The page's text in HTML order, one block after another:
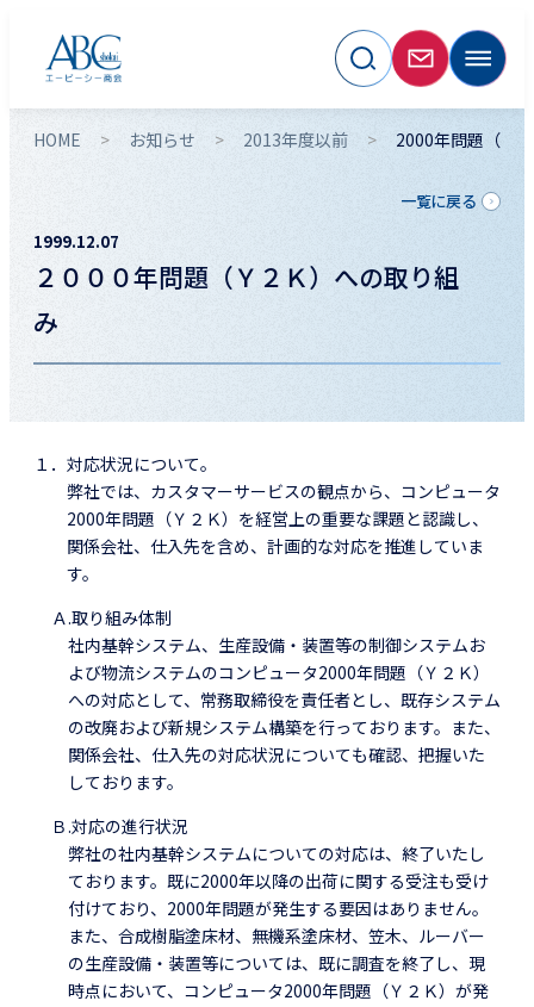
HOME お知らせ 2013年度以前 2000年問題（
1999.12.07
２０００年問題（Ｙ２Ｋ）への取り組
み
一覧に戻る
１．対応状況について。
弊社では、カスタマーサービスの観点から、コンピュータ
2000年問題（Ｙ２Ｋ）を経営上の重要な課題と認識し、
関係会社、仕入先を含め、計画的な対応を推進していま
す。
Ａ.取り組み体制
社内基幹システム、生産設備・装置等の制御システムお
よび物流システムのコンピュータ2000年問題（Ｙ２Ｋ）
への対応として、常務取締役を責任者とし、既存システム
の改廃および新規システム構築を行っております。また、
関係会社、仕入先の対応状況についても確認、把握いた
しております。
Ｂ.対応の進行状況
弊社の社内基幹システムについての対応は、終了いたし
ております。既に2000年以降の出荷に関する受注も受け
付けており、2000年問題が発生する要因はありません。
また、合成樹脂塗床材、無機系塗床材、笠木、ルーバー
の生産設備・装置等については、既に調査を終了し、現
時点において、コンピュータ2000年問題（Ｙ２Ｋ）が発